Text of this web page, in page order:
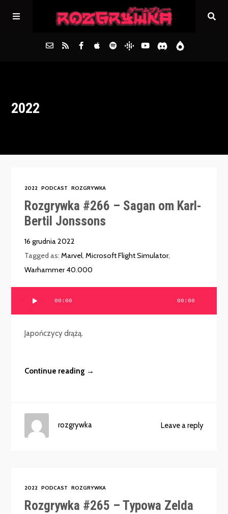
Archiwum
2022
2022 PODCAST ROZGRYWKA
Rozgrywka #266 – Sagan om Karl-
Bertil Jonssons
16 grudnia 2022
Tagged as:Marvel,Microsoft Flight Simulator,
Warhammer 40.000
00:00 00:00
Japończycy drążą.
Continue reading →
Leave a reply
rozgrywka
2022 PODCAST ROZGRYWKA
Rozgrywka #265 – Typowa Zelda